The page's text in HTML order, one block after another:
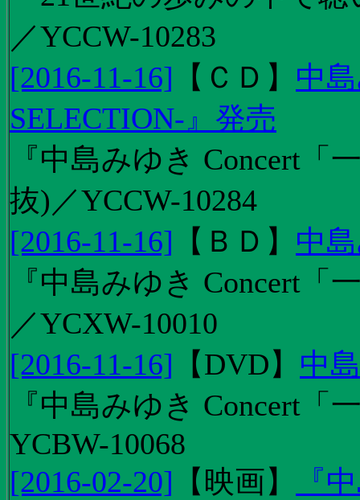
／YCCW-10283
[2016-11-16] 【 ＣＤ 】 中
SELECTION-』発売
『中島みゆき Concert
抜)／YCCW-10284
[2016-11-16] 【 ＢＤ 】 中
『中島みゆき Concert
／YCXW-10010
[2016-11-16] 【DVD】 中
『中島みゆき Concert
YCBW-10068
[2016-02-20] 【 映画】
『